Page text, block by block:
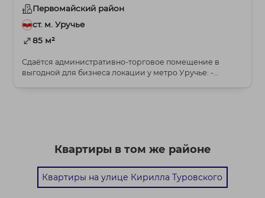
Первомайский район
ст. м. Уручье
85 м²
Сдаётся административно-торговое помещение в
выгодной для бизнеса локации у метро Уручье: -
Квартиры в том же районе
Квартиры на улице Кирилла Туровского